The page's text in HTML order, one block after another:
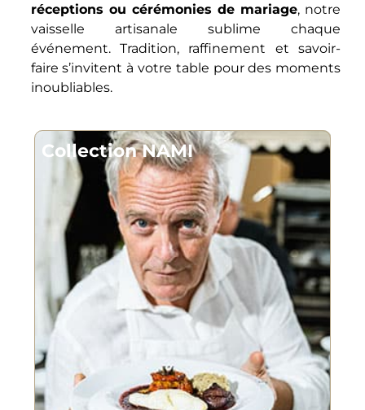
réceptions ou cérémonies de mariage, notre
vaisselle artisanale sublime chaque
événement. Tradition, raffinement et savoir-
faire s’invitent à votre table pour des moments
inoubliables.
Collection NAMI